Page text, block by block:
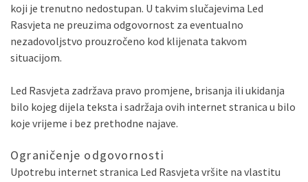
koji je trenutno nedostupan. U takvim slučajevima Led
Rasvjeta ne preuzima odgovornost za eventualno
nezadovoljstvo prouzročeno kod klijenata takvom
situacijom.
Led Rasvjeta zadržava pravo promjene, brisanja ili ukidanja
bilo kojeg dijela teksta i sadržaja ovih internet stranica u bilo
koje vrijeme i bez prethodne najave.
Ograničenje odgovornosti
Upotrebu internet stranica Led Rasvjeta vršite na vlastitu